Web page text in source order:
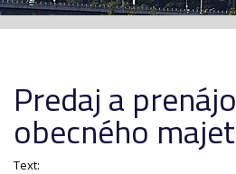
Predaj a
obecného
Text: